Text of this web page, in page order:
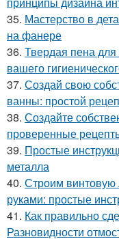
35. Мастерство в
на фанере
36. Твердая пена
вашего
37. Создай свою
ванны: простой
38. Создайте
проверенные
39. Простые
металла
40. Строим винтовую
руками: простые
41. Как правильно
Разновидности